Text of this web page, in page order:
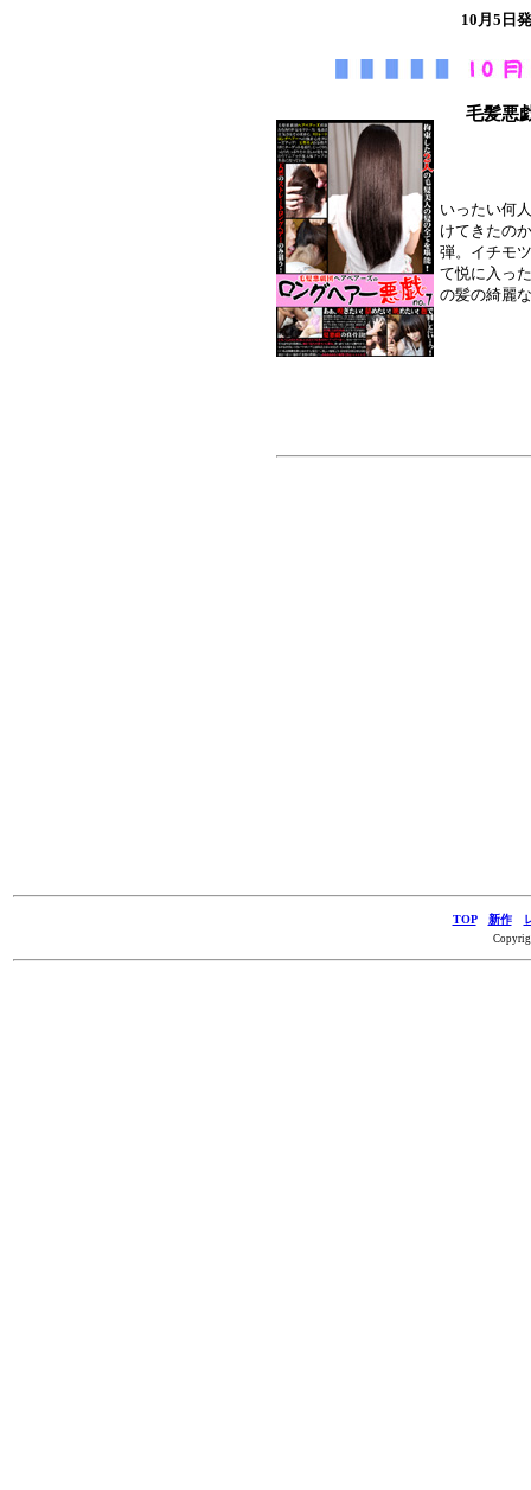
10月5日
毛髪悪
いったい何
けてきたの
弾。イチモ
て悦に入っ
の髪の綺麗
TOP 新作